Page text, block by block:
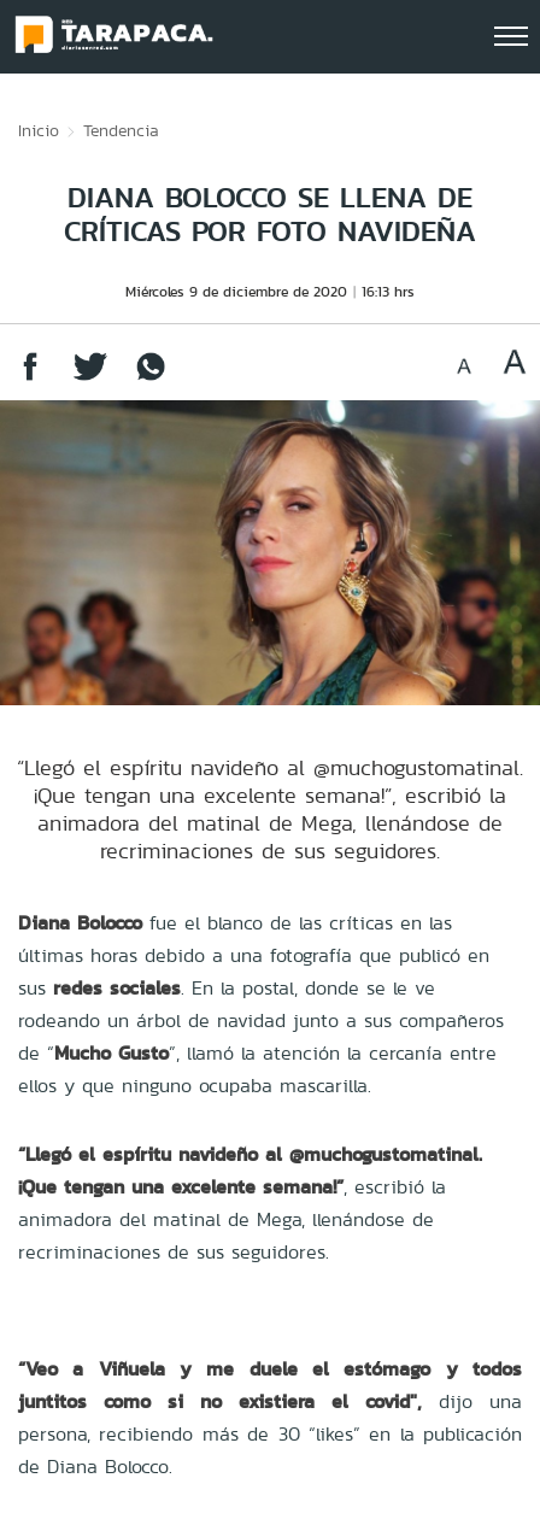
Inicio Tendencia
DIANA BOLOCCO SE LLENA DE
CRÍTICAS POR FOTO NAVIDEÑA
Miércoles 9 de diciembre de 2020 16:13 hrs
“Llegó el espíritu navideño al @muchogustomatinal.
¡Que tengan una excelente semana!”, escribió la
animadora del matinal de Mega, llenándose de
recriminaciones de sus seguidores.
Diana Bolocco fue el blanco de las críticas en las
últimas horas debido a una fotografía que publicó en
sus redes sociales. En la postal, donde se le ve
rodeando un árbol de navidad junto a sus compañeros
de “Mucho Gusto”, llamó la atención la cercanía entre
ellos y que ninguno ocupaba mascarilla.
“Llegó el espíritu navideño al @muchogustomatinal.
¡Que tengan una excelente semana!”, escribió la
animadora del matinal de Mega, llenándose de
recriminaciones de sus seguidores.
“Veo a Viñuela y me duele el estómago y todos
juntitos como si no existiera el covid", dijo una
persona, recibiendo más de 30 “likes” en la publicación
de Diana Bolocco.